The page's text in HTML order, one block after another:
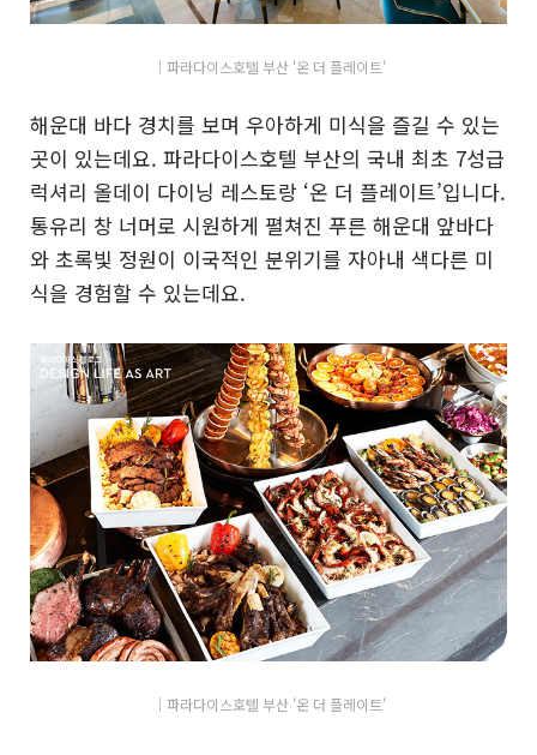
│파라다이스호텔 부산 '온 더 플레이트'
해운대 바다 경치를 보며 우아하게 미식을 즐길 수 있는
곳이 있는데요. 파라다이스호텔 부산의 국내 최초 7성급
럭셔리 올데이 다이닝 레스토랑 ‘온 더 플레이트’입니다.
통유리 창 너머로 시원하게 펼쳐진 푸른 해운대 앞바다
와 초록빛 정원이 이국적인 분위기를 자아내 색다른 미
식을 경험할 수 있는데요.
│파라다이스호텔 부산 '온 더 플레이트'